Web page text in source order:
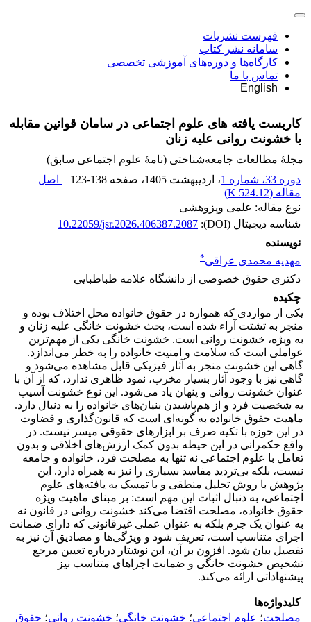
فهرست نشریات
سامانه نشر کتاب
کارگاه‌ها و دوره‌های آموزشی تخصصی
تماس با ما
English
کاربست یافته های علوم اجتماعی در سامان قوانین مقابله
با خشونت روانی علیه زنان
مجلۀ مطالعات جامعه‌شناختی (نامۀ علوم اجتماعی سابق)
دوره 33، شماره 1
، اردیبهشت 1405 ، صفحه 123-138
اصل
مقاله (524.12 K
)
نوع مقاله: علمی وپزوهشی
شناسه دیجیتال (DOI):
10.22059/jsr.2026.406387.2087
نویسنده
مهدیه محمدی عراقی*
دکتری حقوق خصوصی از دانشگاه علامه طباطبایی
چکیده
یکی از مواردی که همواره در حقوق خانواده محل اختلاف بوده و
منجر به تشتت آراء شده است، بحث خشونت خانگی علیه زنان و
به ویژه، خشونت روانی است. خشونت خانگی یکی از مهم‌ترین
عواملی است که سلامت و امنیت خانواده را به خطر می‌اندازد.
گاهی این خشونت منجر به آثار فیزیکی قابل مشاهده می‌شود و
گاهی نیز با وجود آثار بسیار مخرب، نمود ظاهری ندارد، که از آن با
عنوان خشونت روانی و پنهان یاد می‌شود. این نوع خشونت آسیب
به شخصیت فرد و از هم‌پاشیدن بنیان‌های خانواده را به دنبال دارد.
ماهیت حقوق خانواده به گونه‌ای است که قانون‌گذاری و قضاوت
در این حوزه با تکیه صرف بر ابزارهای حقوقی میسر نیست. در
واقع حکمرانی در این حیطه بدون کمک ارزش‌های اخلاقی و بدون
تعامل با علوم اجتماعی نه تنها به مصلحت فرد، خانواده و جامعه
نیست، بلکه بی‌تردید مفاسد بسیاری را نیز به همراه دارد. این
پژوهش با روش تحلیل منطقی و با تمسک به یافته‌های علوم
اجتماعی، به دنبال اثبات این مهم است: بر مبنای ماهیت ویژه
حقوق خانواده، مصلحت اقتضا می‌کند خشونت روانی در قانون نه
به عنوان یک جرم بلکه به عنوان عملی غیرقانونی که دارای ضمانت
اجرای متناسب است، تعریف شود و ویژگی‌ها و مصادیق آن نیز به
تفصیل بیان شود. افزون بر آن، این نوشتار درباره تعیین مرجع
تشخیص خشونت خانگی و ضمانت اجراهای متناسب نیز
پیشنهاداتی ارائه می‌کند.
کلیدواژه‌ها
مصلحت؛ علوم اجتماعی؛ خشونت خانگی؛ خشونت روانی؛ حقوق